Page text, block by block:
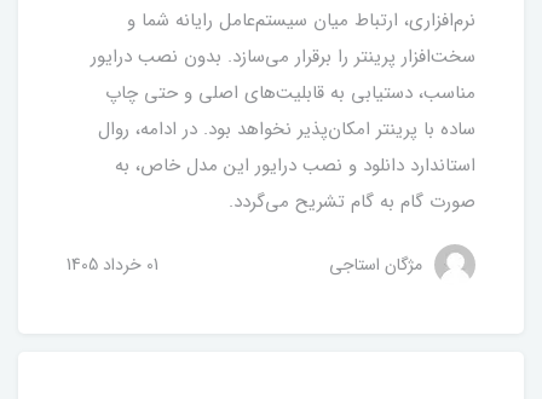
نرم‌افزاری، ارتباط میان سیستم‌عامل رایانه شما و
سخت‌افزار پرینتر را برقرار می‌سازد. بدون نصب درایور
مناسب، دستیابی به قابلیت‌های اصلی و حتی چاپ
ساده با پرینتر امکان‌پذیر نخواهد بود. در ادامه، روال
استاندارد دانلود و نصب درایور این مدل خاص، به
صورت گام به گام تشریح می‌گردد.
مژگان استاجی 01 خرداد 1405